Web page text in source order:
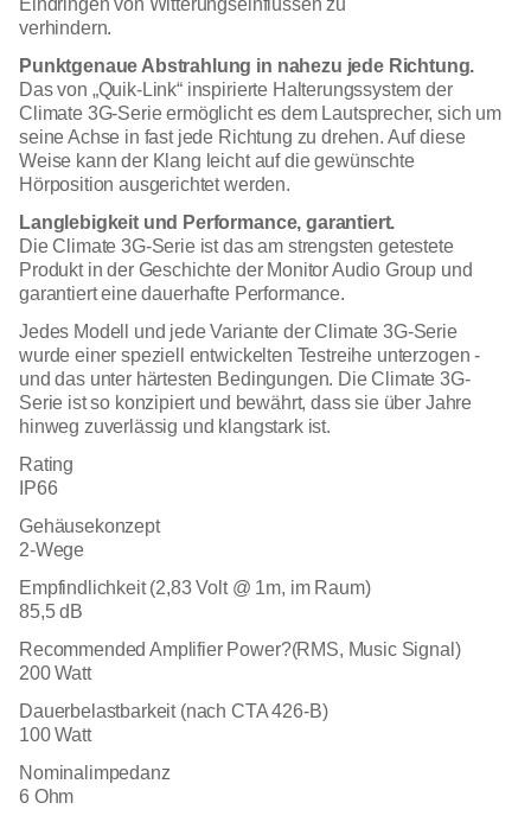
verhindern.
Punktgenaue Abstrahlung in nahezu jede Richtung.
Das von „Quik-Link“ inspirierte Halterungssystem der
Climate 3G-Serie ermöglicht es dem Lautsprecher, sich um
seine Achse in fast jede Richtung zu drehen. Auf diese
Weise kann der Klang leicht auf die gewünschte
Hörposition ausgerichtet werden.
Langlebigkeit und Performance, garantiert.
Die Climate 3G-Serie ist das am strengsten getestete
Produkt in der Geschichte der Monitor Audio Group und
garantiert eine dauerhafte Performance.
Jedes Modell und jede Variante der Climate 3G-Serie
wurde einer speziell entwickelten Testreihe unterzogen -
und das unter härtesten Bedingungen. Die Climate 3G-
Serie ist so konzipiert und bewährt, dass sie über Jahre
hinweg zuverlässig und klangstark ist.
Rating
IP66
Gehäusekonzept
2-Wege
Empfindlichkeit (2,83 Volt @ 1m, im Raum)
85,5 dB
Recommended Amplifier Power?(RMS, Music Signal)
200 Watt
Dauerbelastbarkeit (nach CTA 426-B)
100 Watt
Nominalimpedanz
6 Ohm